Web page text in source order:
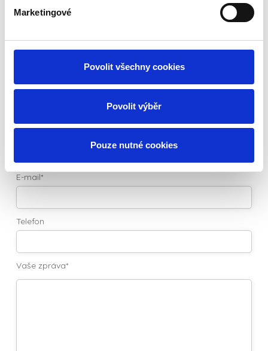
Marketingové
Povolit všechny cookies
Povolit výběr
Pouze nutné cookies
Napištenám
E-mail*
Telefon
Vaše zpráva*